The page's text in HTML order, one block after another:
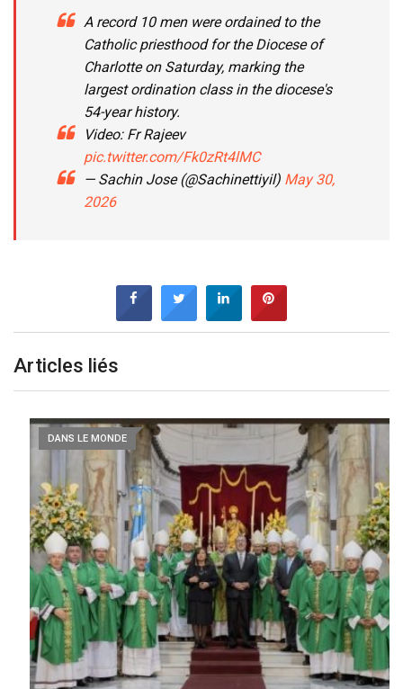
A record 10 men were ordained to the
Catholic priesthood for the Diocese of
Charlotte on Saturday, marking the
largest ordination class in the diocese's
54-year history.
Video: Fr Rajeev
pic.twitter.com/Fk0zRt4lMC
— Sachin Jose (@Sachinettiyil) May 30,
2026
Articles liés
DANS LE MONDE